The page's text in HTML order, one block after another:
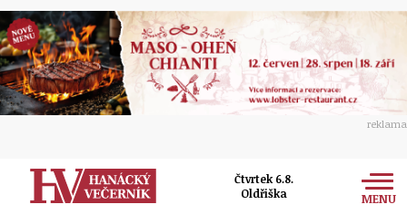
reklama
Čtvrtek 6.8.
Oldřiška
MENU